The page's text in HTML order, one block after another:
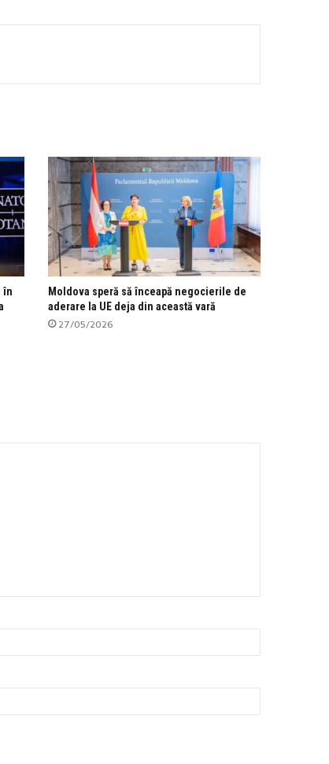
în
Moldova speră să înceapă negocierile de
aderare la UE deja din această vară
27/05/2026